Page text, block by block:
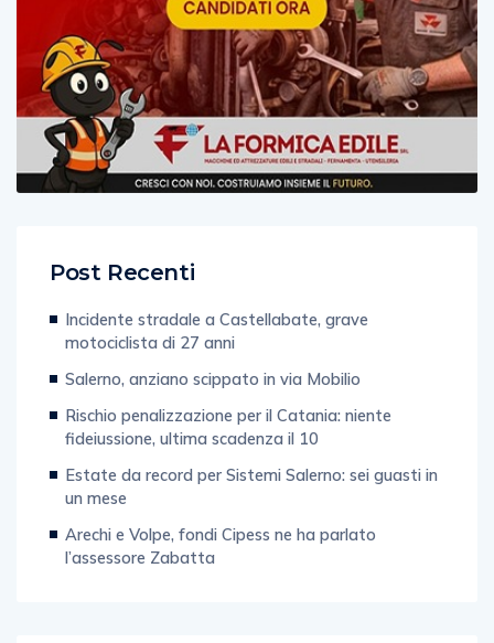
motociclista di 27 anni
Salerno, anziano scippato in via Mobilio
Rischio penalizzazione per il Catania: niente
fideiussione, ultima scadenza il 10
Estate da record per Sistemi Salerno: sei guasti in
un mese
Arechi e Volpe, fondi Cipess ne ha parlato
l’assessore Zabatta